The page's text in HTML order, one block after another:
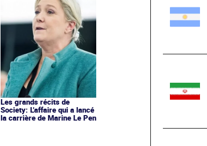
Les grands récits de
Society: L'affaire qui a lancé
la carrière de Marine Le Pen